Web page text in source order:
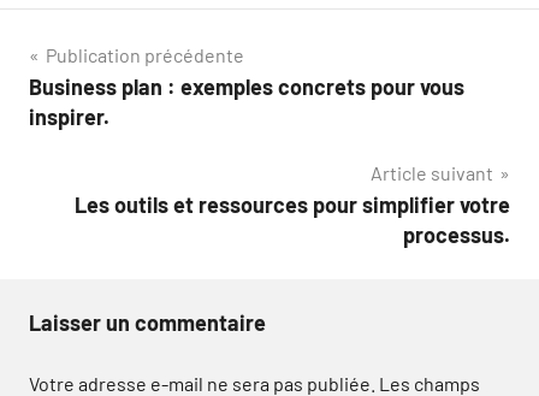
Navigation
de
Publication précédente
Business plan : exemples concrets pour vous
inspirer.
Article suivant
Les outils et ressources pour simplifier votre
processus.
Laisser un commentaire
Votre adresse e-mail ne sera pas publiée. Les champs